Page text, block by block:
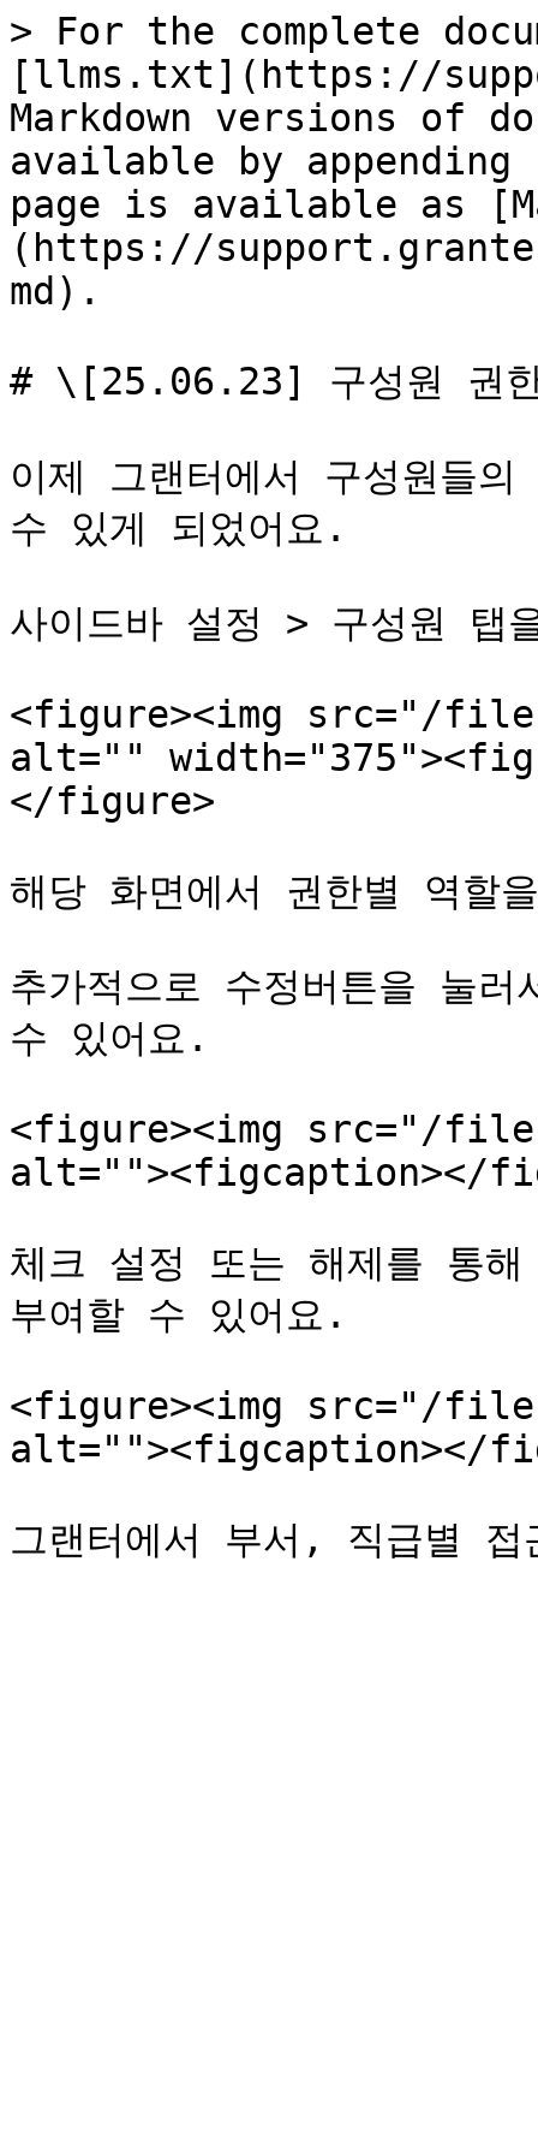
> For the complete
[llms.txt](https://
Markdown versions of
available by
page is available as
(https://
md).
# \[25.06.23] 구성원 권한
이제 그랜터에서 구성원들
수 있게 되었어요.
사이드바 설정 > 구성원 탭
<figure><img src="/files/
alt=""
</figure>
해당 화면에서 권한별 역할
추가적으로 수정버튼을 눌
수 있어요.
<figure><img src="/files/
alt=""><figcaption></
체크 설정 또는 해제를 통
부여할 수 있어요.
<figure><img src="/files/
alt=""><figcaption></